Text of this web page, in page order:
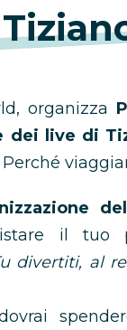
organizza
live di
il tuo
divertiti, al